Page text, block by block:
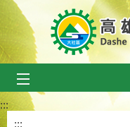
跳到主要內容區塊
:::
:::